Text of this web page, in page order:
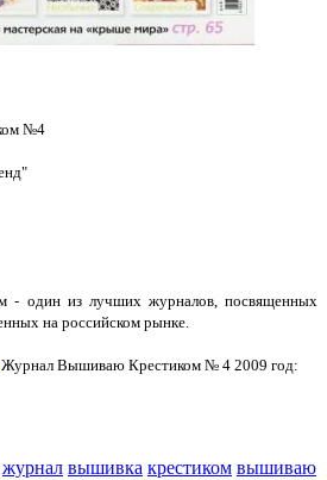
№4
- один из лучших журналов, посвященных
на российском рынке.
Вышиваю Крестиком № 4 2009 год:
журнал вышивка крестиком вышиваю